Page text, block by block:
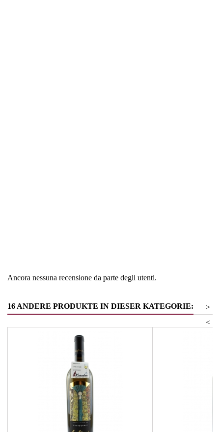
Ancora nessuna recensione da parte degli utenti.
16 ANDERE PRODUKTE IN DIESER KATEGORIE:
>
<